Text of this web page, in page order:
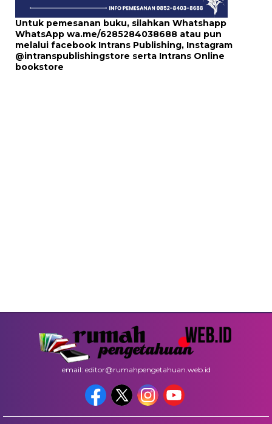
Untuk pemesanan buku, silahkan Whatshapp
WhatsApp wa.me/6285284038688 atau pun
melalui facebook Intrans Publishing, Instagram
@intranspublishingstore serta Intrans Online
bookstore
email: editor@rumahpengetahuan.web.id